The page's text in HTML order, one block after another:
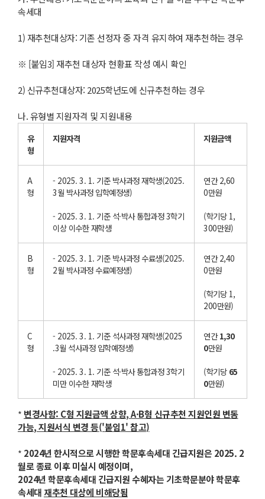
속세대
1) 재추천대상자: 기존 선정자 중 자격 유지하여 재추천하는 경우
※ [붙임3] 재추천 대상자 현황표 작성 예시 확인
2) 신규추천대상자: 2025학년도에 신규추천하는 경우
나. 유형별 지원자격 및 지원내용
유
형
지원자격 지원금액
A
형
- 2025. 3. 1. 기준 박사과정 재학생(2025.
3월 박사과정 입학예정생)
- 2025. 3. 1. 기준 석·박사 통합과정 3학기
이상 이수한 재학생
연간 2,60
0만원
(학기당 1,
300만원)
B
형
- 2025. 3. 1. 기준 박사과정 수료생(2025.
2월 박사과정 수료예정생)
연간 2,40
0만원
(학기당 1,
200만원)
C
형
- 2025. 3. 1. 기준 석사과정 재학생(2025
.3월 석사과정 입학예정생)
- 2025. 3. 1. 기준 석·박사 통합과정 3학기
미만 이수한 재학생
연간1,30
0만원
(학기당 65
0만원)
* 변경사항: C형 지원금액 상향, A·B형 신규추천 지원인원 변동
가능,지원서식 변경 등('붙임1'참고)
* 2024년 한시적으로 시행한 학문후속세대 긴급지원은 2025. 2
월로 종료 이후 미실시 예정이며,
2024년 학문후속세대 긴급지원 수혜자는 기초학문분야 학문후
속세대 재추천 대상에 비해당됨